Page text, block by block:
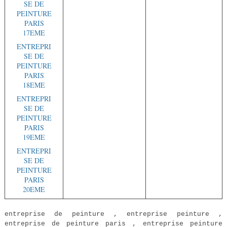
SE DE
PEINTURE
PARIS
17EME
ENTREPRI
SE DE
PEINTURE
PARIS
18EME
ENTREPRI
SE DE
PEINTURE
PARIS
19EME
ENTREPRI
SE DE
PEINTURE
PARIS
20EME
entreprise de peinture , entreprise peinture ,
entreprise de peinture paris , entreprise peinture